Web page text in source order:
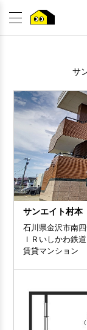
サ
サンエイト村本
石川県金沢市南
ＩＲいしかわ鉄
賃貸マンション